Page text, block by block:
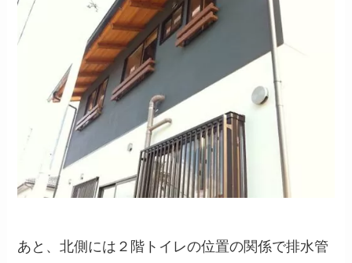
あと、北側には２階トイレの位置の関係で排水管